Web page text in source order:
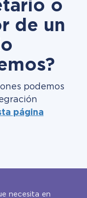
o
de un
podemos
página
necesita en